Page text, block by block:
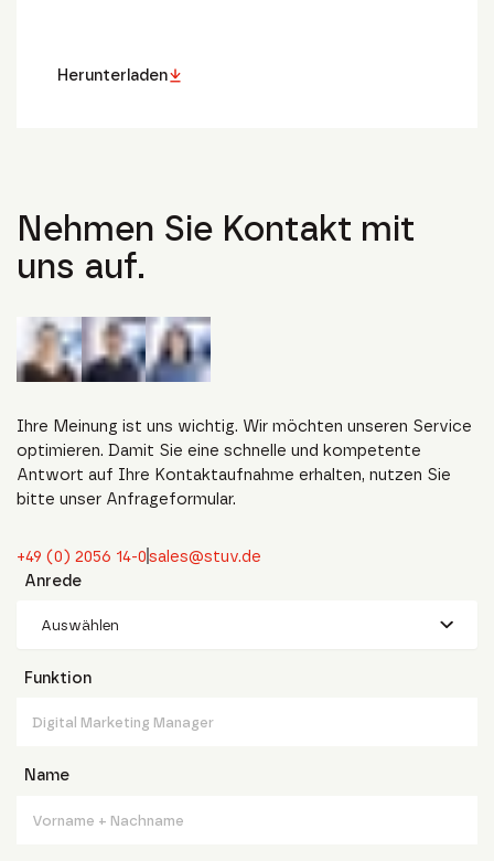
Herunterladen
Nehmen Sie Kontakt mit
uns auf.
Ihre Meinung ist uns wichtig. Wir möchten unseren Service
optimieren. Damit Sie eine schnelle und kompetente
Antwort auf Ihre Kontaktaufnahme erhalten, nutzen Sie
bitte unser Anfrageformular.
+49 (0) 2056 14-0sales@stuv.de
Anrede
Auswählen
Funktion
Name